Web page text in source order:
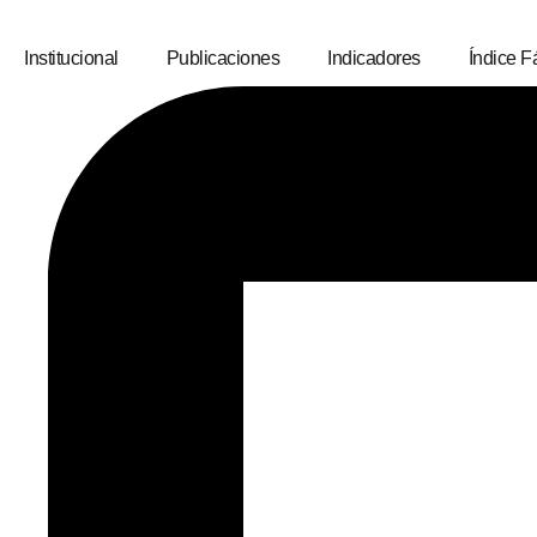
Institucional Publicaciones Indicadores Índice